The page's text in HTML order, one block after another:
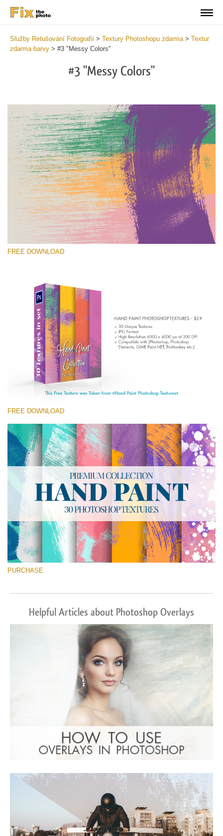
Služby Retušování Fotografií > Textury Photoshopu zdarma> Textur
zdarma barvy > #3 "Messy Colors"
#3 "Messy Colors"
Prosím vyberte
Free Photoshop Texture #3 Small 800*533px
Hand Painted
(30 Textures)
Large 6000*4000px
Entire Collection
Stažení zdarma
FREE DOWNLOAD
FREE DOWNLOAD
PURCHASE
Helpful Articles about Photoshop Overlays